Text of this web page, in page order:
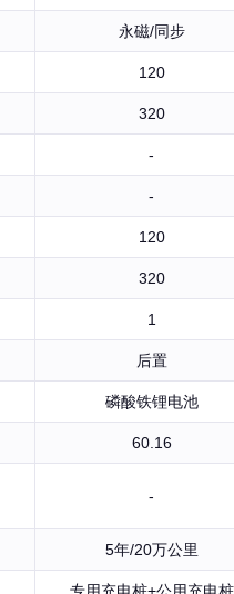
永磁/同步
120
320
-
-
120
320
1
后置
磷酸铁锂电池
60.16
-
5年/20万公里